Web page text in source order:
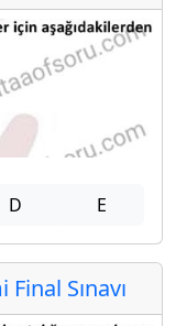
D E
Sınavı